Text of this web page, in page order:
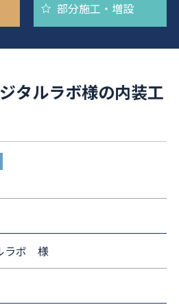
部分施工・ 増設
タルラボ様の内装工
ラボ 様